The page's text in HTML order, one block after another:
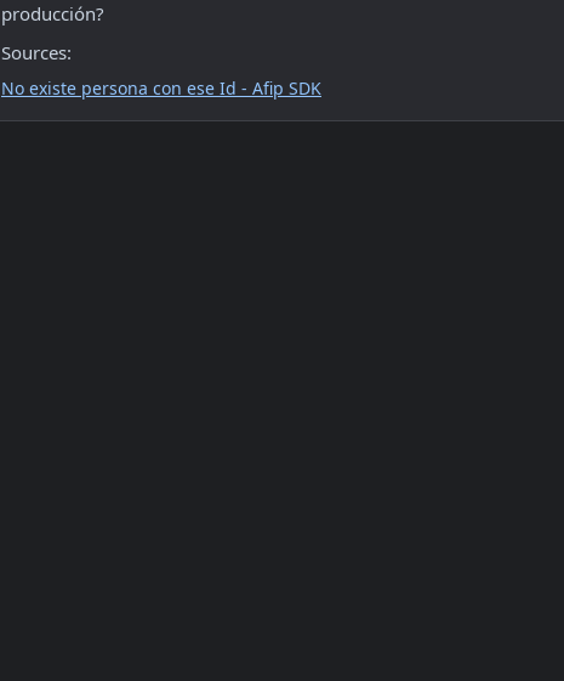
producción?
Sources:
No existe persona con ese Id - Afip SDK